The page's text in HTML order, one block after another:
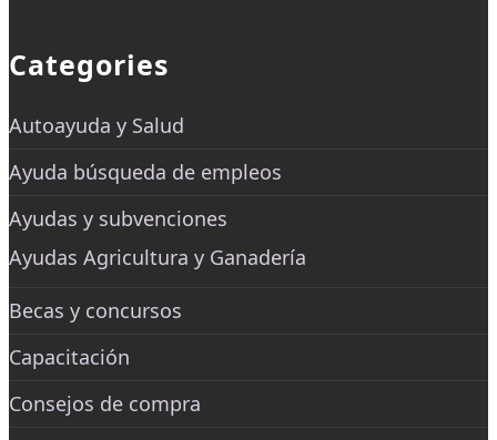
Categories
Autoayuda y Salud
Ayuda búsqueda de empleos
Ayudas y subvenciones
Ayudas Agricultura y Ganadería
Becas y concursos
Capacitación
Consejos de compra